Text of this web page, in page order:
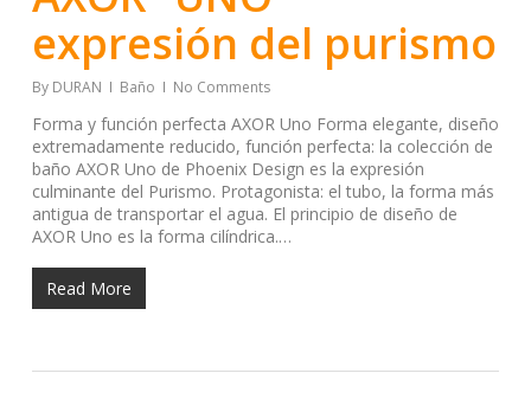
expresión del purismo
By DURAN Baño No Comments
Forma y función perfecta AXOR Uno Forma elegante, diseño
extremadamente reducido, función perfecta: la colección de
baño AXOR Uno de Phoenix Design es la expresión
culminante del Purismo. Protagonista: el tubo, la forma más
antigua de transportar el agua. El principio de diseño de
AXOR Uno es la forma cilíndrica.…
Read More